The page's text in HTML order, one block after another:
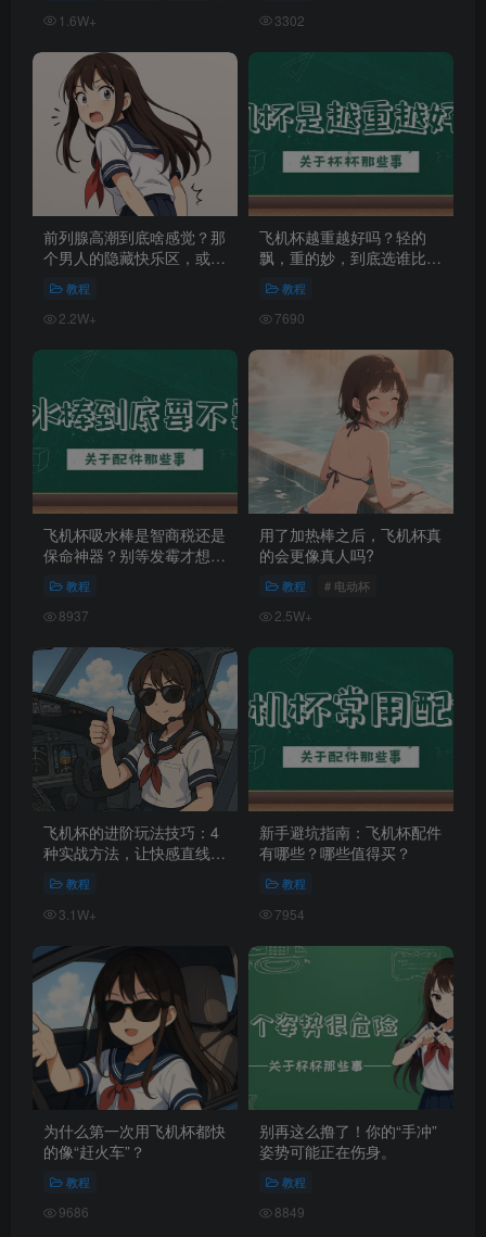
1.6W+ 3302
前列腺高潮到底啥感觉？那
个男人的隐藏快乐区，或
教程
2.2W+
飞机杯越重越好吗？轻的
飘，重的妙，到底选谁比较
教程
7690
飞机杯吸水棒是智商税还是
保命神器？别等发霉才想起
来！教程
8937
用了加热棒之后，飞机杯真
的会更像真人吗?
教程 # 电动杯
2.5W+
飞机杯的进阶玩法技巧：4
种实战方法，让快感直线拉
满！教程
3.1W+
新手避坑指南：飞机杯配件
有哪些？哪些值得买？
教程
7954
为什么第一次用飞机杯都快
的像“赶火车”？
教程
9686
别再这么撸了！你的“手冲”
姿势可能正在伤身。
教程
8849